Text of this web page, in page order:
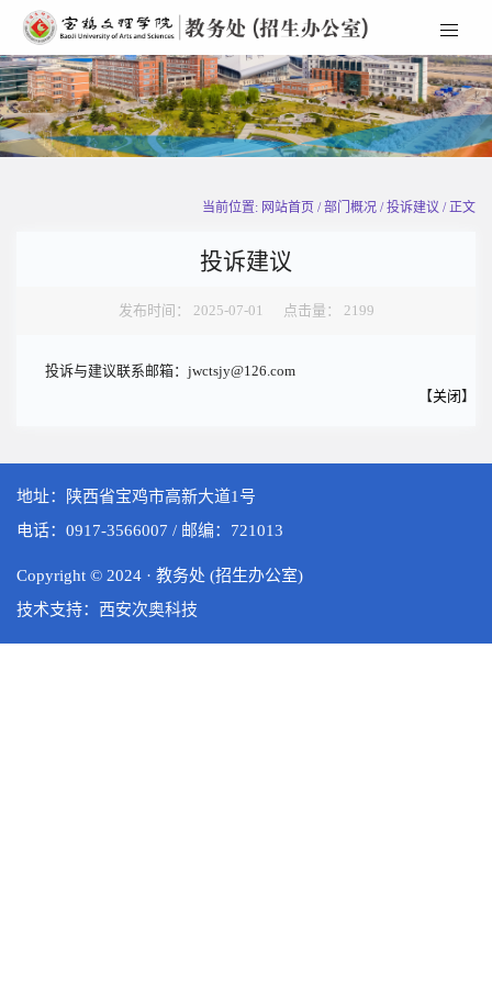
当前位置: 网站首页 / 部门概况 / 投诉建议 / 正文
投诉建议
发布时间： 2025-07-01 点击量： 2199
投诉与建议联系邮箱：jwctsjy@126.com
【关闭 】
地址：陕西省宝鸡市高新大道1号
电话：0917-3566007 / 邮编：721013
Copyright © 2024 · 教务处 (招生办公室)
技术支持：西安次奥科技